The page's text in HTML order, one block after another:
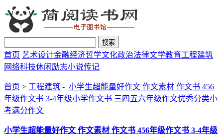
搜索
首页 艺术设计金融经济哲学文化政治法律文学教育工程建筑
网络科技休闲励志小说传记
首页 > 工程建筑 - 小学生超能量好作文 作文素材 作文书 456
年级作文书 3-4年级小学作文书 三四五六年级作文优秀分类小
考满分作文
小学生超能量好作文 作文素材 作文书 456年级作文书 3-4年级